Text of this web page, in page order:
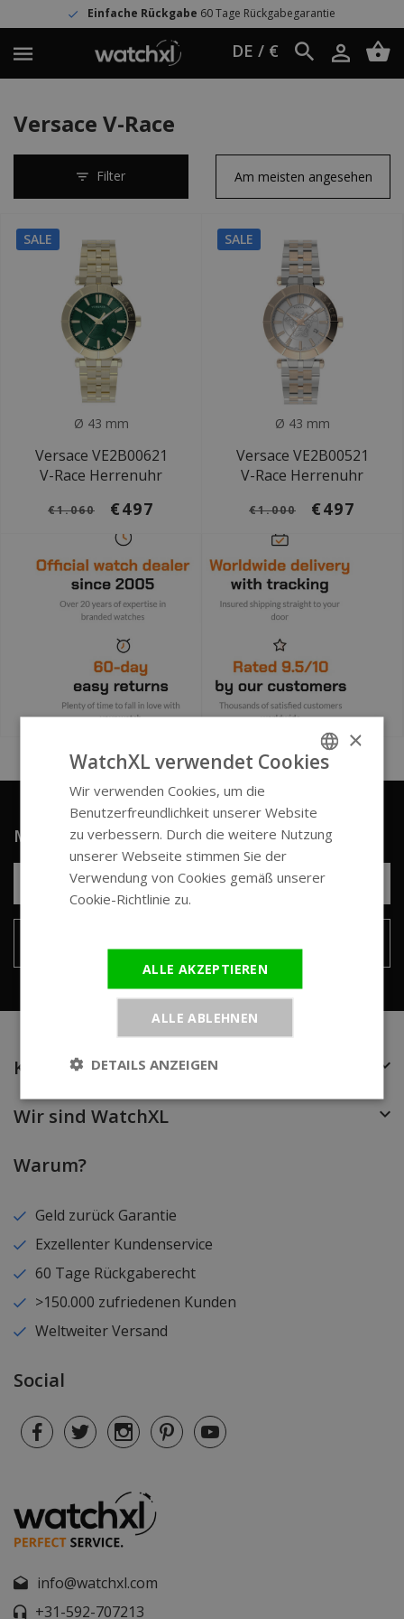
Einfache Rückgabe 60 Tage Rückgabegarantie
DE / €
Versace V-Race
Filter
SALE
Ø 43 mm
Versace VE2B00621
V-Race Herrenuhr
€1.060 €497
SALE
Ø 43 mm
Versace VE2B00521
V-Race Herrenuhr
€1.000 €497
Melden Sie sich für unseren Newsletter an
Senden
Kunden Service
Wir sind WatchXL
Warum?
Geld zurück Garantie
Exzellenter Kundenservice
60 Tage Rückgaberecht
>150.000 zufriedenen Kunden
Weltweiter Versand
Social
info@watchxl.com
+31-592-707213
GERMAN
×
WatchXL verwendet Cookies
Wir verwenden Cookies, um die
Benutzerfreundlichkeit unserer Website
zu verbessern. Durch die weitere Nutzung
unserer Webseite stimmen Sie der
Verwendung von Cookies gemäß unserer
Cookie-Richtlinie zu.
ALLE AKZEPTIEREN
ALLE ABLEHNEN
DETAILS ANZEIGEN